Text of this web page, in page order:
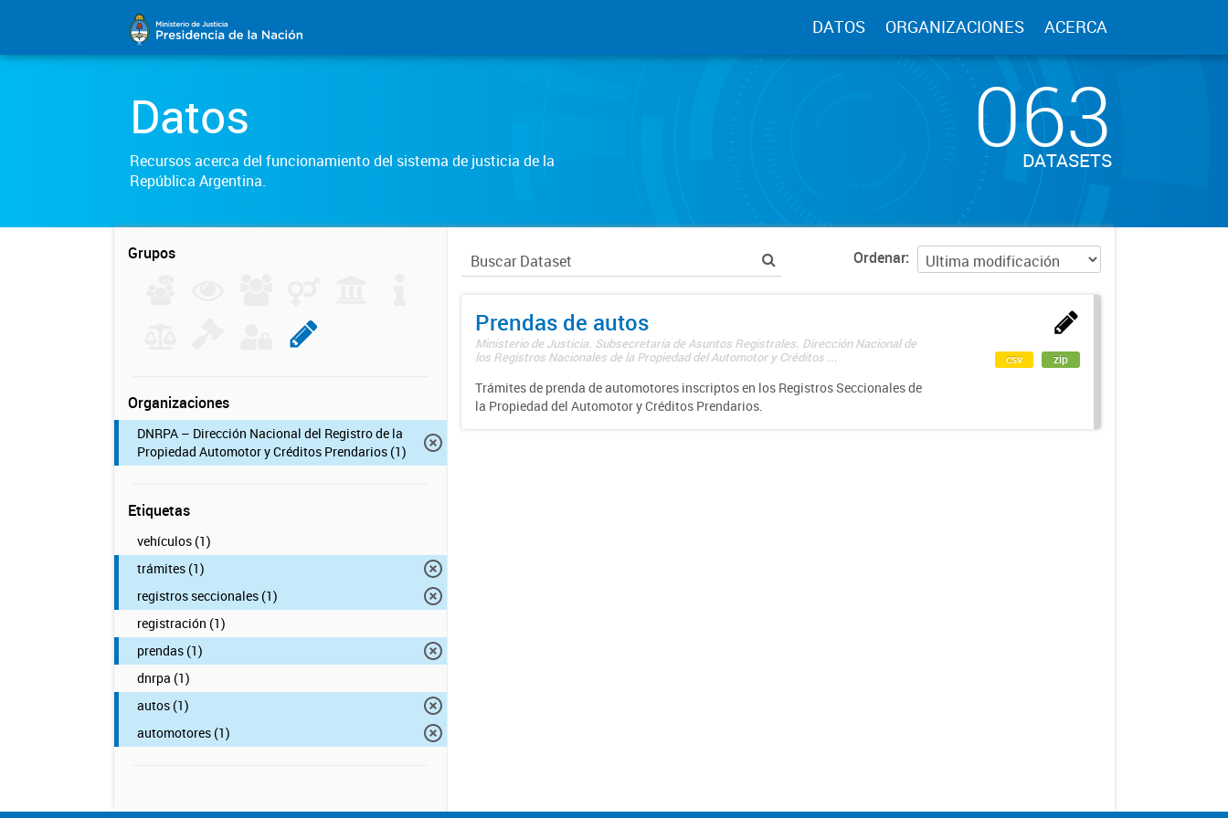
DATOS ORGANIZACIONES ACERCA
Datos
Recursos acerca del funcionamiento del sistema de justicia de la
República Argentina.
063
DATASETS
Grupos
Organizaciones
DNRPA – Dirección Nacional del Registro de la
Propiedad Automotor y Créditos Prendarios (1)
Etiquetas
vehículos (1)
trámites (1)
registros seccionales (1)
registración (1)
prendas (1)
dnrpa (1)
autos (1)
automotores (1)
Ordenar
Prendas de autos
Ministerio de Justicia. Subsecretaría de Asuntos Registrales. Dirección Nacional de
los Registros Nacionales de la Propiedad del Automotor y Créditos ...
Trámites de prenda de automotores inscriptos en los Registros Seccionales de
la Propiedad del Automotor y Créditos Prendarios.
csv zip